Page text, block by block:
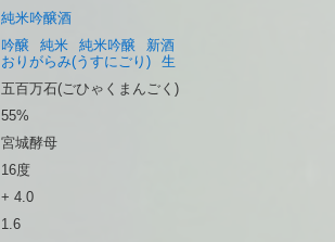
純米吟醸酒
吟醸 純米 純米吟醸
新酒
おりがらみ(うすにごり)
生
五百万石(ごひゃくまんごく)
55%
宮城酵母
16度
+ 4.0
1.6